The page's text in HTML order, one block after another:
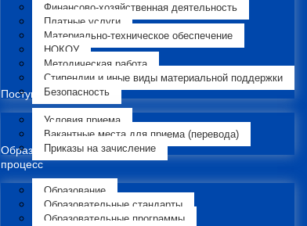
Финансово-хозяйственная деятельность
Платные услуги
Материально-техническое обеспечение
НОКОУ
Методическая работа
Стипендии и иные виды материальной поддержки
Безопасность
Поступающим
Условия приема
Вакантные места для приема (перевода)
Приказы на зачисление
Образовательный
процесс
Образование
Образовательные стандарты
Образовательные программы